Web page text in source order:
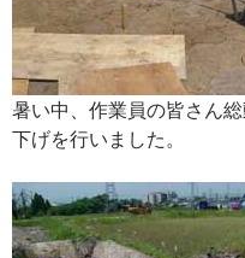
暑い中、作業員の皆さん
下げを行いました。